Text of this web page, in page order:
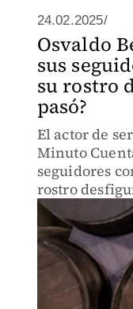
24.02.2025/
Osvaldo
sus
su rostro
pasó?
El actor de
Minuto
seguidores
rostro